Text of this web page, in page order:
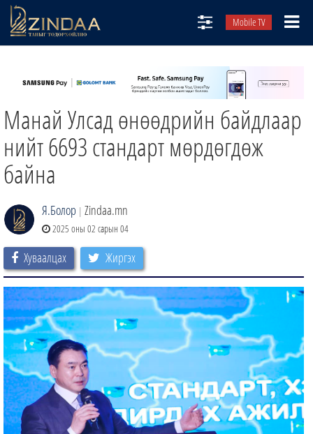
Mobile TV
ТВ8
ӨГЛӨӨНИЙ СОНИН
АУДИО ЗОХИОЛ
ЗИНДАА СЭТГҮҮЛ
Манай Улсад өнөөдрийн байдлаар
нийт 6693 стандарт мөрдөгдөж
байна
Я.Болор | Zindaa.mn
2025 оны 02 сарын 04
Хуваалцах Жиргэх